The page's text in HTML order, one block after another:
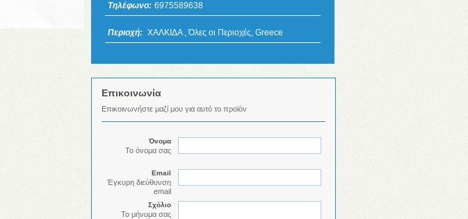
Τηλέφωνο: 6975589638
Περιοχή: ΧΑΛΚΙΔΑ , Όλες οι Περιοχές, Greece
Επικοινωνία
Επικοινωνήστε μαζί μου για αυτό το προϊόν
Όνομα
Το όνομα σας
Email
Έγκυρη διεύθυνση
email
Σχόλιο
Το μήνυμα σας